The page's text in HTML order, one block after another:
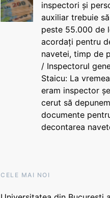
inspectori și
auxiliar trebuie
peste 55.000 de
acordați pentru
navetei, timp de
/ Inspectorul
Staicu: La
eram inspector
cerut să depunem
documente
decontarea
CELE MAI NOI